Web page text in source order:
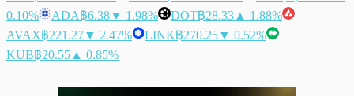
0.10%
ADA฿6.38▼ 1.98% DOT฿28.33 ▲ 1.88%
AVAX฿221.27▼ 2.47% LINK฿270.25▼ 0.52%
KUB฿20.55 ▲ 0.85%